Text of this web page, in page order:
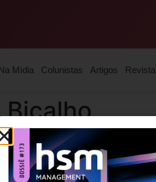
Mídia Colunistas Artigos Revista
Bicalho
o FCEO